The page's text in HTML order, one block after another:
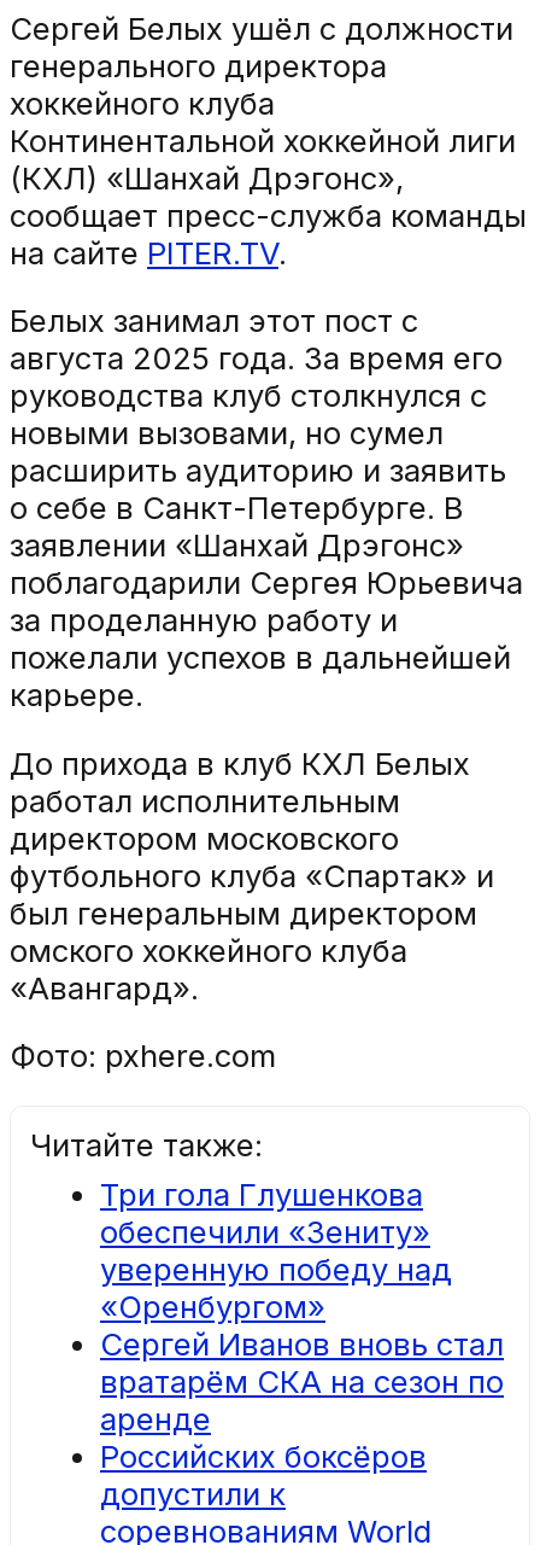
Сергей Белых ушёл с должности
генерального директора
хоккейного клуба
Континентальной хоккейной лиги
(КХЛ) «Шанхай Дрэгонс»,
сообщает пресс-служба команды
на сайте PITER.TV.
Белых занимал этот пост с
августа 2025 года. За время его
руководства клуб столкнулся с
новыми вызовами, но сумел
расширить аудиторию и заявить
о себе в Санкт-Петербурге. В
заявлении «Шанхай Дрэгонс»
поблагодарили Сергея Юрьевича
за проделанную работу и
пожелали успехов в дальнейшей
карьере.
До прихода в клуб КХЛ Белых
работал исполнительным
директором московского
футбольного клуба «Спартак» и
был генеральным директором
омского хоккейного клуба
«Авангард».
Фото: pxhere.com
Читайте также:
Три гола Глушенкова
обеспечили «Зениту»
уверенную победу над
«Оренбургом»
Сергей Иванов вновь стал
вратарём СКА на сезон по
аренде
Российских боксёров
допустили к
соревнованиям World